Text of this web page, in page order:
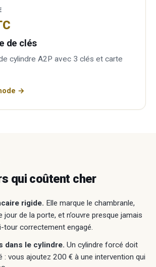
de clés
cylindre A2P avec 3 clés et carte
→
qui coûtent cher
rigide. Elle marque le chambranle,
jour de la porte, et n’ouvre presque jamais
tour correctement engagé.
dans le cylindre. Un cylindre forcé doit
: vous ajoutez 200 € à une intervention qui